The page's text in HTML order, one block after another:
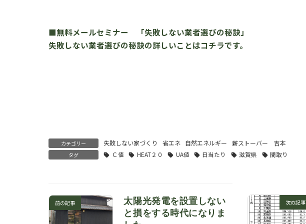
■無料メールセミナー 「失敗しない業者選びの秘訣」
失敗しない業者選びの秘訣の詳しいことはコチラです。
カテゴリー 失敗しない家づくり 省エネ 自然エネルギー 薪ストーバー 吉本
タグ Ｃ値 HEAT２０ UA値 日当たり 滋賀県 間取り
前の記事
太陽光発電を設置しない
と損をする時代になりま
次の記事